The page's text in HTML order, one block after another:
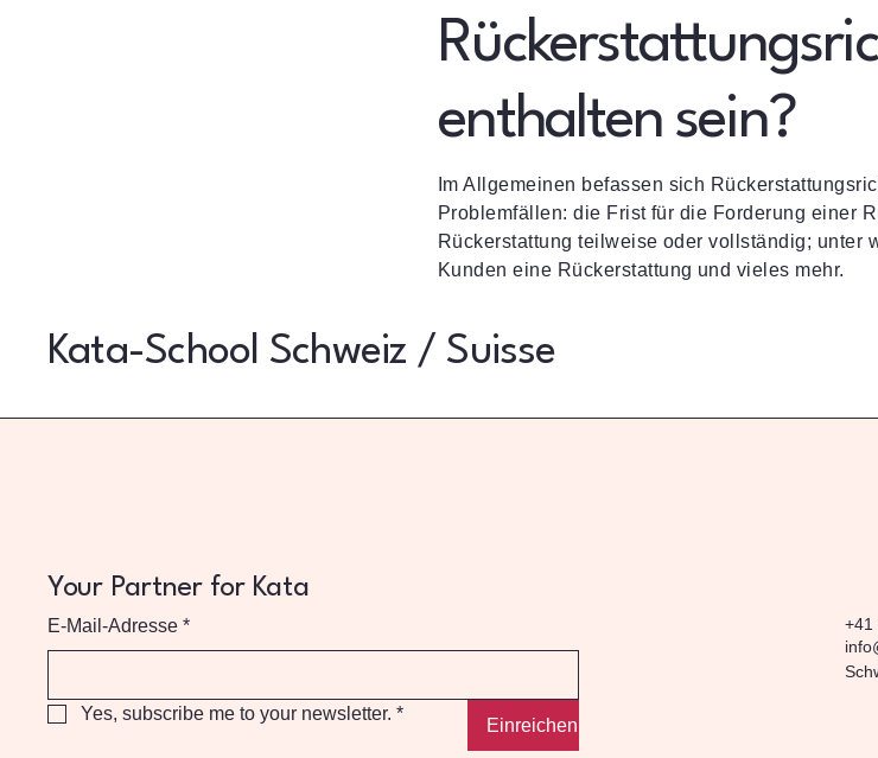
enthalten sein?
Im Allgemeinen befassen sich
Problemfällen: die Frist für die Forderung einer
Rückerstattung teilweise oder vollständig; unter
Kunden eine Rückerstattung und vieles mehr.
Kata-School Schweiz / Suisse
Your Partner for Kata
E-Mail-Adresse *
Yes, subscribe me to your newsletter. *
Einreichen
+41